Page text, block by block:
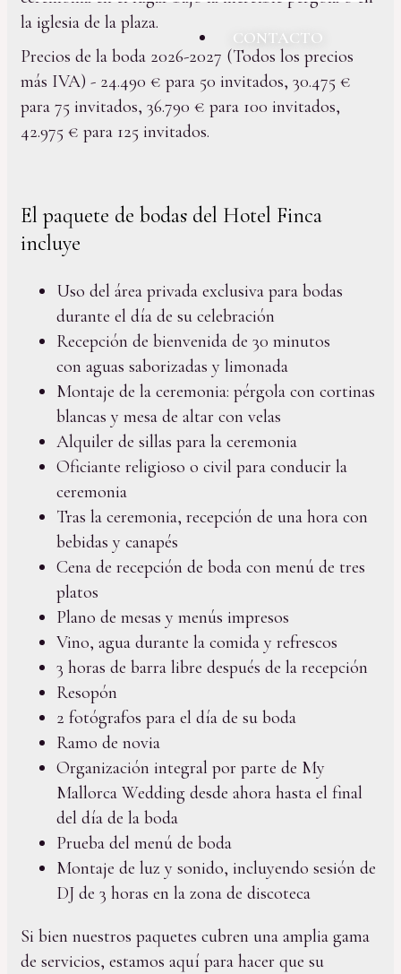
CONTACTO
la iglesia de la plaza.
Precios de la boda 2026-2027 (Todos los precios
más IVA) - 24.490 € para 50 invitados, 30.475 €
para 75 invitados, 36.790 € para 100 invitados,
42.975 € para 125 invitados.
El paquete de bodas del Hotel Finca
incluye
Uso del área privada exclusiva para bodas
durante el día de su celebración
Recepción de bienvenida de 30 minutos
con aguas saborizadas y limonada
Montaje de la ceremonia: pérgola con cortinas
blancas y mesa de altar con velas
Alquiler de sillas para la ceremonia
Oficiante religioso o civil para conducir la
ceremonia
Tras la ceremonia, recepción de una hora con
bebidas y canapés
Cena de recepción de boda con menú de tres
platos
Plano de mesas y menús impresos
Vino, agua durante la comida y refrescos
3 horas de barra libre después de la recepción
Resopón
2 fotógrafos para el día de su boda
Ramo de novia
Organización integral por parte de My
Mallorca Wedding desde ahora hasta el final
del día de la boda
Prueba del menú de boda
Montaje de luz y sonido, incluyendo sesión de
DJ de 3 horas en la zona de discoteca
Si bien nuestros paquetes cubren una amplia gama
de servicios, estamos aquí para hacer que su